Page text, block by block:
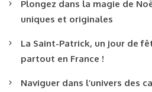
Plongez dans la magie de
uniques et originales
La Saint-Patrick, un jour de
partout en France !
Naviguer dans l’univers des